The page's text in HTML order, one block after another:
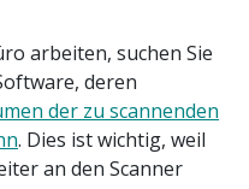
arbeiten, suchen Sie
deren
der zu scannenden
. Dies ist wichtig, weil
an den Scanner